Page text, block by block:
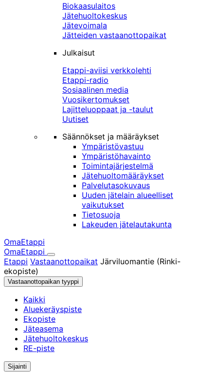
Biokaasulaitos
Jätehuoltokeskus
Jätevoimala
Jätteiden vastaanottopaikat
Julkaisut
Etappi-aviisi verkkolehti
Etappi-radio
Sosiaalinen media
Vuosikertomukset
Lajitteluoppaat ja -taulut
Uutiset
Säännökset ja määräykset
Ympäristövastuu
Ympäristöhavainto
Toimintajärjestelmä
Jätehuoltomääräykset
Palvelutasokuvaus
Uuden jätelain alueelliset
vaikutukset
Tietosuoja
Lakeuden jätelautakunta
OmaEtappi
OmaEtappi
Haku
Olet
täällä:
Etappi Vastaanottopaikat Järviluomantie (Rinki-
ekopiste)
Vastaanottopaikan tyyppi
Kaikki
Aluekeräyspiste
Ekopiste
Jäteasema
Jätehuoltokeskus
RE-piste
Sijainti